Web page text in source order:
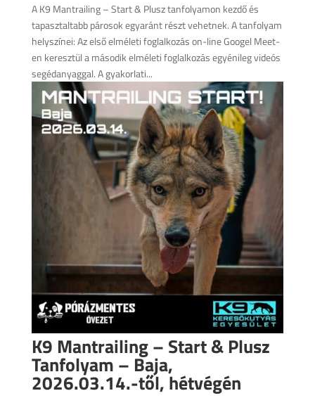
A K9 Mantrailing – Start & Plusz tanfolyamon kezdő és
tapasztaltabb párosok egyaránt részt vehetnek. A tanfolyam
helyszínei: Az első elméleti foglalkozás on-line Googel Meet-
en keresztül a második elméleti foglalkozás egyénileg videós
segédanyaggal. A gyakorlati...
K9 Mantrailing – Start & Plusz
Tanfolyam – Baja,
2026.03.14.-től, hétvégén